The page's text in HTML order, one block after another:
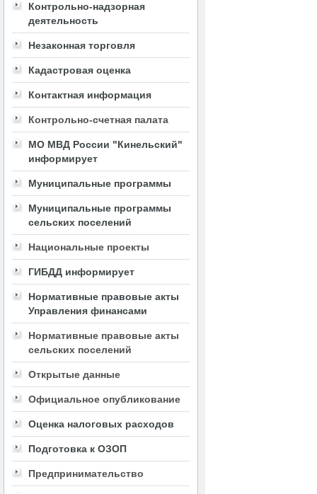
Контрольно-надзорная
деятельность
Незаконная торговля
Кадастровая оценка
Контактная информация
Контрольно-счетная палата
МО МВД России "Кинельский"
информирует
Муниципальные программы
Муниципальные программы
сельских поселений
Национальные проекты
ГИБДД информирует
Нормативные правовые акты
Управления финансами
Нормативные правовые акты
сельских поселений
Открытые данные
Официальное опубликование
Оценка налоговых расходов
Подготовка к ОЗОП
Предпринимательство